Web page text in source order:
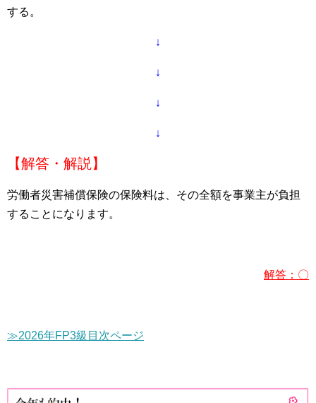
する。
↓
↓
↓
↓
【解答・解説】
労働者災害補償保険の保険料は、その全額を事業主が負担
することになります。
解答：〇
≫2026年FP3級目次ページ